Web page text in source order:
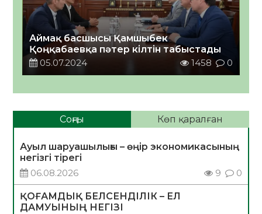
Аймақ басшысы Қамшыбек
Қоңқабаевқа пәтер кілтін табыстады
05.07.2024
1458 0
Соңғы Көп қаралған
Ауыл шаруашылығы – өңір экономикасының
негізгі тірегі
06.08.2026
9 0
ҚОҒАМДЫҚ БЕЛСЕНДІЛІК – ЕЛ
ДАМУЫНЫҢ НЕГІЗІ